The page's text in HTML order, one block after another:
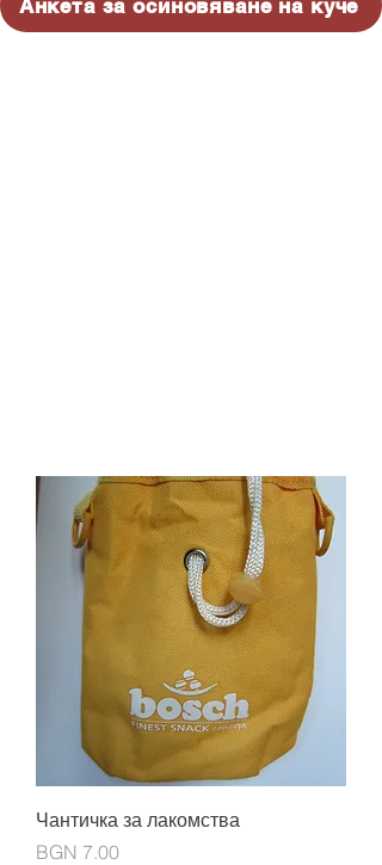
Анкета за осиновяване на куче
Чантичка за лакомства
Price
BGN 7.00